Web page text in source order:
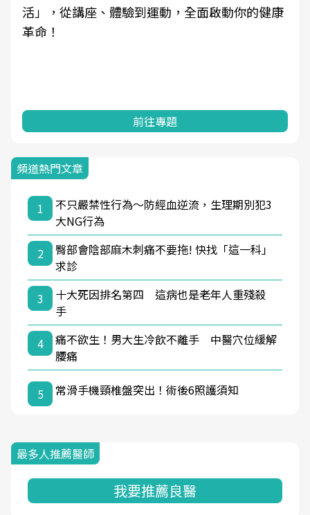
活」，從講座、體驗到運動，全面啟動你的健康
革命！
前往專題
頻道熱門文章
1
不只嚴禁性行為〜防經血逆流，生理期別犯3
大NG行為
2
臀部會陰部麻木刺痛不要拖! 快找「這一科」
求診
3
十大死因排名第四 這病也是老年人重殘殺
手
4
痛不欲生！男大生冷飲不離手 中醫穴位緩解
腰痛
5 常滑手機頸椎盤突出！術後6照護須知
最多人推薦醫師
我要推薦良醫